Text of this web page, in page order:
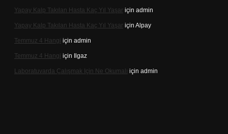
Yapay Kalp Takılan Hasta Kaç Yıl Yaşar için admin
Yapay Kalp Takılan Hasta Kaç Yıl Yaşar için Alpay
Temmuz 4 Hangi için admin
Temmuz 4 Hangi için Ilgaz
Laboratuvarda Çalışmak Için Ne Okumalı için admin